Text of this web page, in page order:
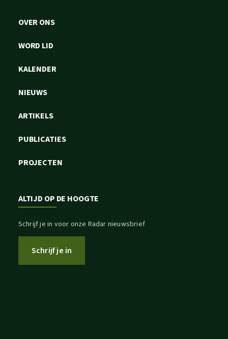
OVER ONS
WORD LID
KALENDER
NIEUWS
ARTIKELS
PUBLICATIES
PROJECTEN
ALTIJD OP DE HOOGTE
Schrijf je in voor onze Radar nieuwsbrief
Schrijf je in